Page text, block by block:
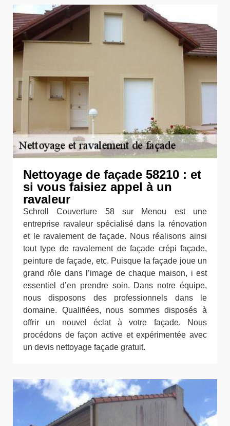
Nettoyage de façade 58210 : et
si vous faisiez appel à un
ravaleur
Schroll Couverture 58 sur Menou est une
entreprise ravaleur spécialisé dans la rénovation
et le ravalement de façade. Nous réalisons ainsi
tout type de ravalement de façade crépi façade,
peinture de façade, etc. Puisque la façade joue un
grand rôle dans l’image de chaque maison, i est
essentiel d’en prendre soin. Dans notre équipe,
nous disposons des professionnels dans le
domaine. Qualifiées, nous sommes disposés à
offrir un nouvel éclat à votre façade. Nous
procédons de façon active et expérimentée avec
un devis nettoyage façade gratuit.